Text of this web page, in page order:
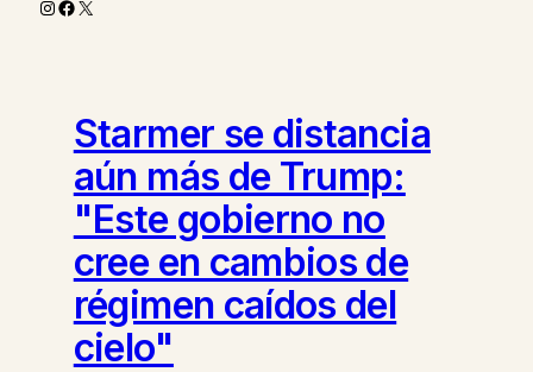
Instagram
Facebook
X
Starmer se distancia
aún más de Trump:
"Este gobierno no
cree en cambios de
régimen caídos del
cielo"